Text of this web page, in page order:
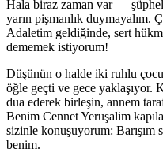
Hala biraz zaman var —
yarın pişmanlık duymayalım.
Adaletim geldiğinde, sert
dememek istiyorum!
Düşünün o halde iki ruhlu
öğle geçti ve gece yaklaşıyor.
dua ederek birleşin, annem
Benim Cennet Yeruşalim
sizinle konuşuyorum: Barışım
benim.